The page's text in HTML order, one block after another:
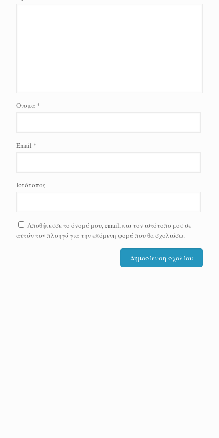
Όνομα *
Email *
Ιστότοπος
Αποθήκευσε το όνομά μου, email, και τον ιστότοπο μου σε
αυτόν τον πλοηγό για την επόμενη φορά που θα σχολιάσω.